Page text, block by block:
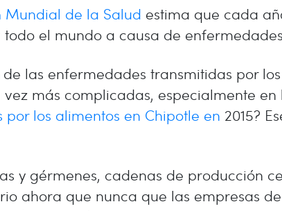
Mundial de la Salud estima que cada
el mundo a causa de
las enfermedades transmitidas por
más complicadas, especialmente en
los alimentos en Chipotle en 2015?
y gérmenes, cadenas de producción
ahora que nunca que las empresas